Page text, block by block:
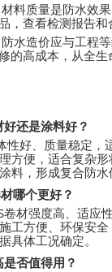
材料质量是防水效
，查看检测报告和
防水造价应与工程
的高成本，从全
好还是涂料好？
性好、质量稳定，
方便，适合复杂
料，形成复合防水
哪个更好？
卷材强度高、适应
工方便、环保安
具体工况确定。
是否值得用？